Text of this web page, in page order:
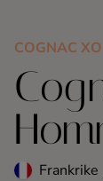
Konjak
Likör
Rom
COGNAC XO
Frankrike